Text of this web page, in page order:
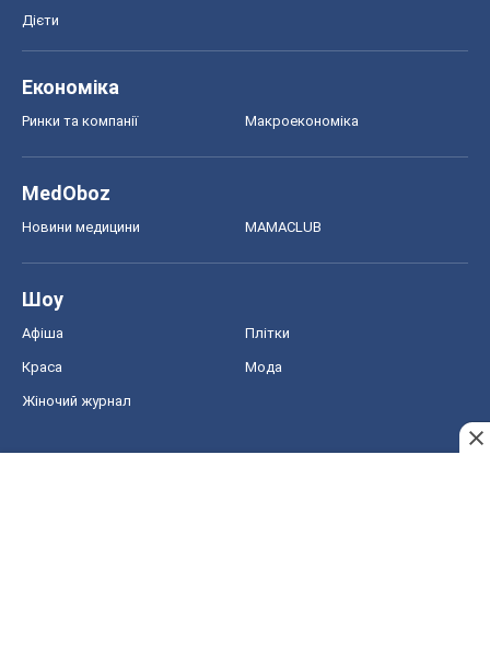
Дієти
Економіка
Ринки та компанії Макроекономіка
MedOboz
Новини медицини MAMACLUB
Шоу
Афіша Плітки
Краса Мода
Жіночий журнал